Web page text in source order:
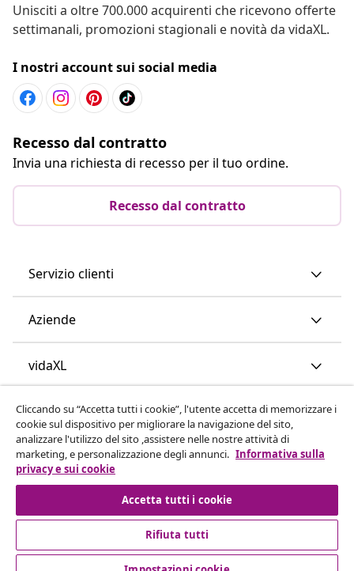
Unisciti a oltre 700.000 acquirenti che ricevono offerte
settimanali, promozioni stagionali e novità da vidaXL.
I nostri account sui social media
Recesso dal contratto
Invia una richiesta di recesso per il tuo ordine.
Recesso dal contratto
Servizio clienti
Aziende
vidaXL
Scopri di più
© 2008-2026 vidaXL www.vidaxl.it è un negozio online di
vidaXL Marketplace International B.V.
Cliccando su “Accetta tutti i cookie”, l'utente accetta di memorizzare i
cookie sul dispositivo per migliorare la navigazione del sito,
analizzare l'utilizzo del sito ,assistere nelle nostre attività di
marketing, e personalizzazione degli annunci. Informativa sulla
privacy e sui cookie
Accetta tutti i cookie
Rifiuta tutti